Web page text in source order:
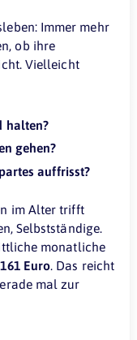
Immer mehr
ob ihre
Vielleicht
halten?
gehen?
auffrisst?
im Alter trifft
Selbstständige.
monatliche
Euro. Das reicht
mal zur